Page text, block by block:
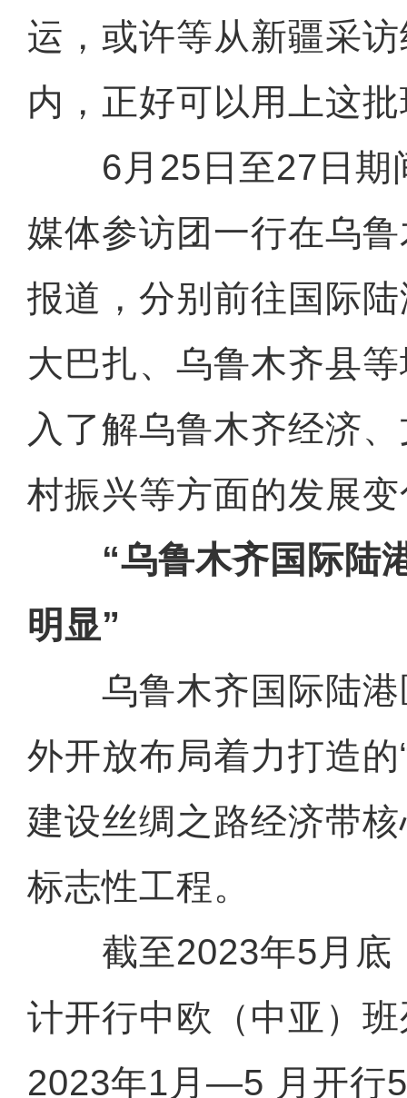
运，或许等从新疆采
内，正好可以用上这
6月25日至27日期
媒体参访团一行在乌
报道，分别前往国际
大巴扎、乌鲁木齐县
入了解乌鲁木齐经济
村振兴等方面的发展
“乌鲁木齐国际陆
明显”
乌鲁木齐国际陆港
外开放布局着力打造的
建设丝绸之路经济带
标志性工程。
截至2023年5月底
计开行中欧（中亚）
2023年1月—5 月开行